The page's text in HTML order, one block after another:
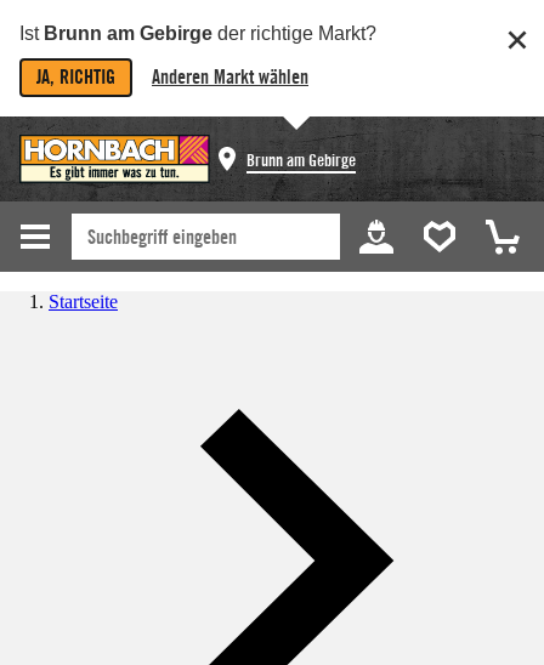
Ist Brunn am Gebirge der richtige Markt?
JA, RICHTIG Anderen Markt wählen
Brunn am Gebirge
Startseite